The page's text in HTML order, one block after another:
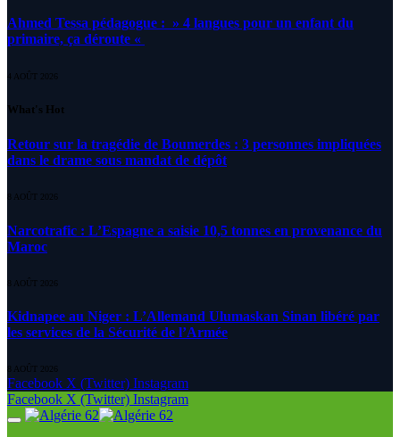
Ahmed Tessa pédagogue : » 4 langues pour un enfant du
primaire, ça déroute «
4 AOÛT 2026
What's Hot
Retour sur la tragédie de Boumerdes : 3 personnes impliquées
dans le drame sous mandat de dépôt
8 AOÛT 2026
Narcotrafic : L’Espagne a saisie 10,5 tonnes en provenance du
Maroc
8 AOÛT 2026
Kidnapee au Niger : L’Allemand Ulumaskan Sinan libéré par
les services de la Sécurité de l’Armée
8 AOÛT 2026
Facebook X (Twitter) Instagram
Facebook X (Twitter) Instagram